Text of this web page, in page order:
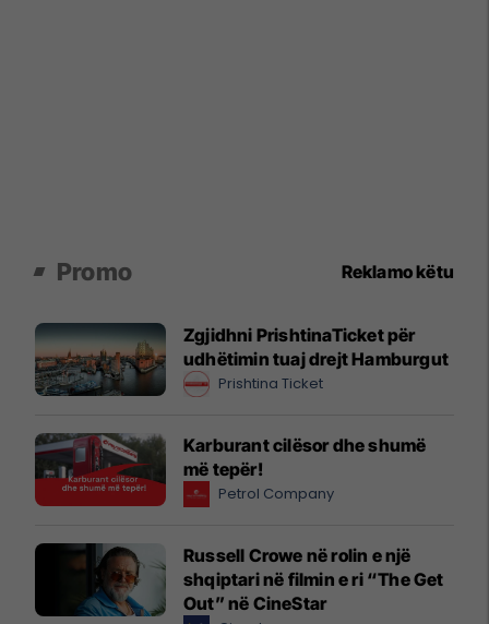
Promo Reklamo këtu
Zgjidhni PrishtinaTicket për
udhëtimin tuaj drejt Hamburgut
Prishtina Ticket
Karburant cilësor dhe shumë
më tepër!
Petrol Company
Russell Crowe në rolin e një
shqiptari në filmin e ri “The Get
Out” në CineStar